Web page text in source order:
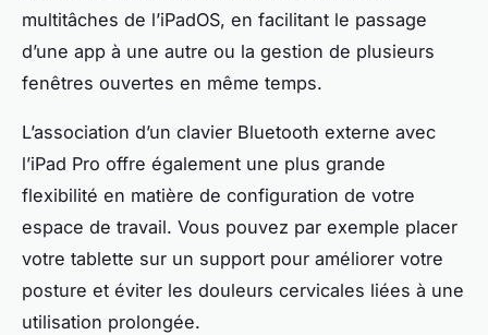
multitâches de l’iPadOS, en facilitant le passage
d’une app à une autre ou la gestion de plusieurs
fenêtres ouvertes en même temps.
L’association d’un clavier Bluetooth externe avec
l’iPad Pro offre également une plus grande
flexibilité en matière de configuration de votre
espace de travail. Vous pouvez par exemple placer
votre tablette sur un support pour améliorer votre
posture et éviter les douleurs cervicales liées à une
utilisation prolongée.